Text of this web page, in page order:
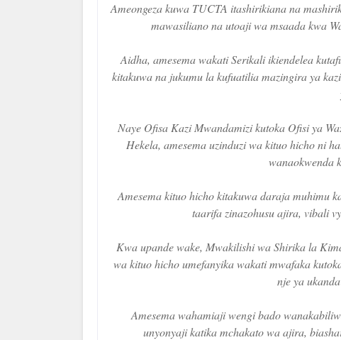
Ameongeza kuwa TUCTA itashirikiana na
mawasiliano na utoaji wa msaada kwa
Aidha, amesema wakati Serikali ikiendelea
kitakuwa na jukumu la kufuatilia mazingira ya
Naye Ofisa Kazi Mwandamizi kutoka Ofisi ya
Hekela, amesema uzinduzi wa kituo hicho ni
wanaokwenda
Amesema kituo hicho kitakuwa daraja muhimu
taarifa zinazohusu ajira, vibali
Kwa upande wake, Mwakilishi wa Shirika la
wa kituo hicho umefanyika wakati mwafaka
nje ya
Amesema wahamiaji wengi bado
unyonyaji katika mchakato wa ajira,